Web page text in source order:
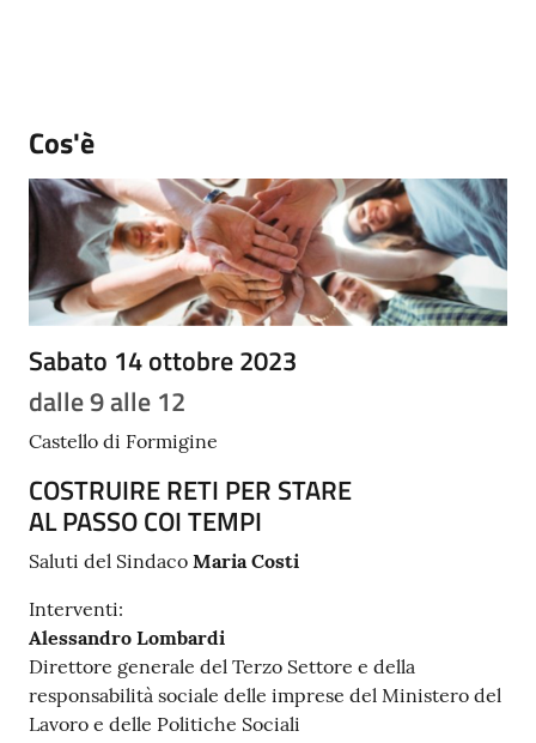
e
t
e
t
o
Tutti
argomenti...
Seguici
su
Cos'è
Sabato 14 ottobre 2023
dalle 9 alle 12
Castello di Formigine
COSTRUIRE RETI PER STARE
AL PASSO COI TEMPI
Saluti del Sindaco Maria Costi
Interventi:
Alessandro Lombardi
Direttore generale del Terzo Settore e della
responsabilità sociale delle imprese del Ministero del
Lavoro e delle Politiche Sociali